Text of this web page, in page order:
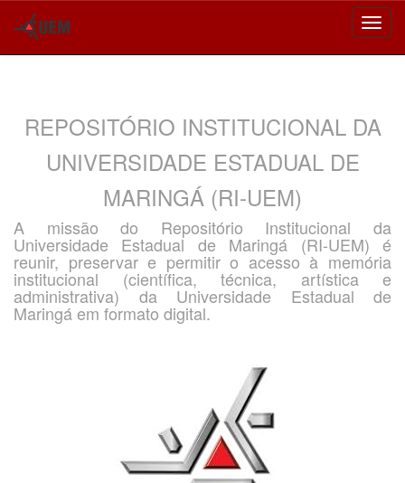
REPOSITÓRIO INSTITUCIONAL DA
UNIVERSIDADE ESTADUAL DE
MARINGÁ (RI-UEM)
A missão do Repositório Institucional da
Universidade Estadual de Maringá (RI-UEM) é
reunir, preservar e permitir o acesso à memória
institucional (científica, técnica, artística e
administrativa) da Universidade Estadual de
Maringá em formato digital.